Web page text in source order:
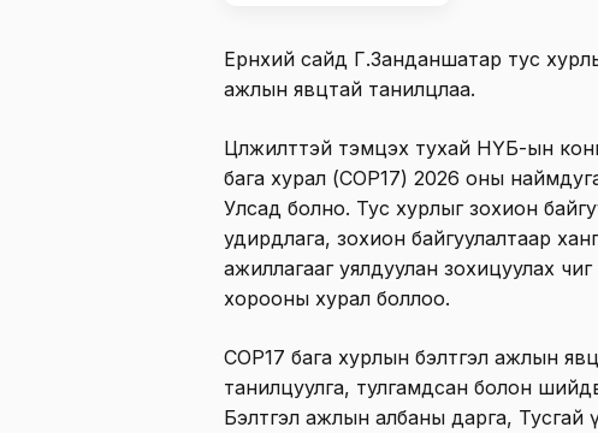
Ерөнхий сайд Г.Занданшатар тус
ажлын явцтай танилцлаа.
Цөлжилттэй тэмцэх тухай НҮБ-ын
бага хурал (COP17) 2026 оны
Улсад болно. Тус хурлыг зохион
удирдлага, зохион байгуулалтаар
ажиллагааг уялдуулан зохицуулах
хорооны хурал боллоо.
СОР17 бага хурлын бэлтгэл ажлын
танилцуулга, тулгамдсан болон
Бэлтгэл ажлын албаны дарга, Тусгай